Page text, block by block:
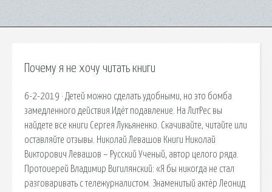
Почему я не хочу читать книги
6-2-2019 · Детей можно сделать удобными, но это бомба
замедленного действия.Идёт подавление. На ЛитРес вы
найдете все книги Сергея Лукьяненко. Скачивайте, читайте или
оставляйте отзывы. Николай Левашов Книги Николай
Викторович Левашов – Русский Ученый, автор целого ряда.
Протоиерей Владимир Вигилянский: «Я бы никогда не стал
разговаривать с тележурналистом. Знаменитый актёр Леонид